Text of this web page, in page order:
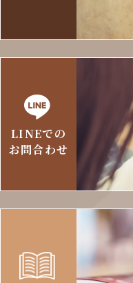
LINEでの
お問合わせ